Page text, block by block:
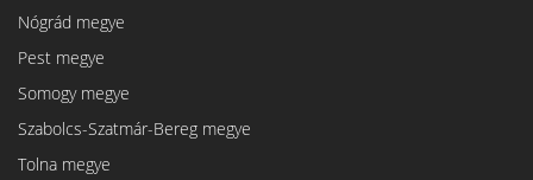
Nógrád megye
Pest megye
Somogy megye
Szabolcs-Szatmár-Bereg megye
Tolna megye